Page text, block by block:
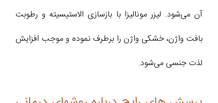
آن می‌شود. لیزر مونالیزا با بازسازی الاستیسیته و رطوبت
بافت واژن، خشکی واژن را برطرف نموده و موجب افزایش
لذت جنسی می‌شود.